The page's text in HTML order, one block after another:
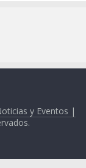
y Eventos |